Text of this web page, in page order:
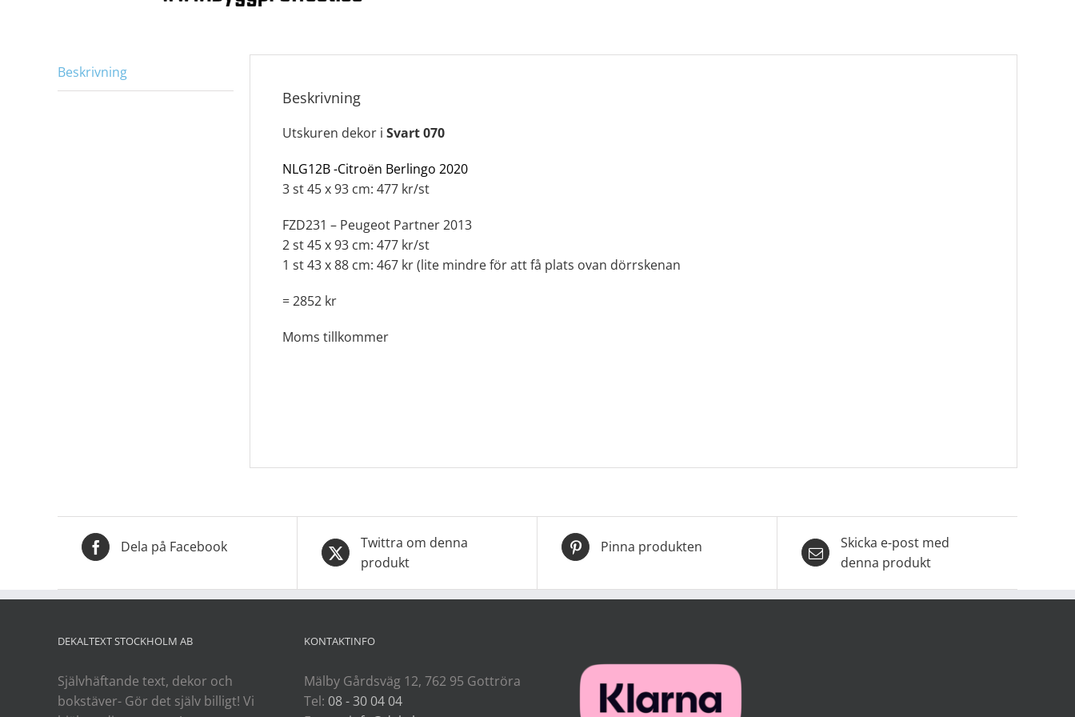
Beskrivning
Beskrivning
Utskuren dekor i Svart 070
NLG12B -Citroën Berlingo 2020
3 st 45 x 93 cm: 477 kr/st
FZD231 – Peugeot Partner 2013
2 st 45 x 93 cm: 477 kr/st
1 st 43 x 88 cm: 467 kr (lite mindre för att få plats ovan dörrskenan
= 2852 kr
Moms tillkommer
Dela på Facebook
Twittra om denna
produkt
Pinna produkten
Skicka e-post med
denna produkt
DEKALTEXT STOCKHOLM AB
Självhäftande text, dekor och
bokstäver- Gör det själv billigt! Vi
KONTAKTINFO
Mälby Gårdsväg 12, 762 95 Gottröra
Tel: 08 - 30 04 04